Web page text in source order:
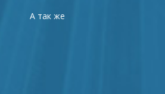
А так же